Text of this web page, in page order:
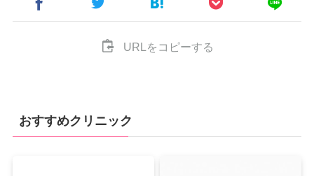
URLをコピーする
おすすめクリニック